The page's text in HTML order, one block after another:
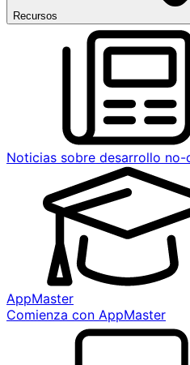
Recursos
Noticias sobre desarrollo no-
AppMaster
Comienza con AppMaster